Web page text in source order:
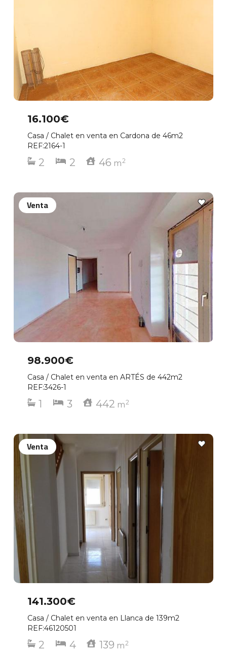
16.100€
Casa / Chalet en venta en Cardona de 46m2
REF:2164-1
2 2 46 m2
98.900€
Casa / Chalet en venta en ARTÉS de 442m2
REF:3426-1
1 3 442 m2
Venta
141.300€
Casa / Chalet en venta en Llanca de 139m2
REF:46120501
2 4 139 m2
Venta